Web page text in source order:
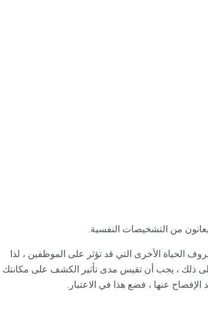
من التشخيصات النفسية.
الحياة الأخرى التي قد تؤثر على الموظفين ، لذا
على ذلك ، يجب أن تقيس مدى تأثير الكشف على مكانتك
عنها ، فضع هذا في الاعتبار.